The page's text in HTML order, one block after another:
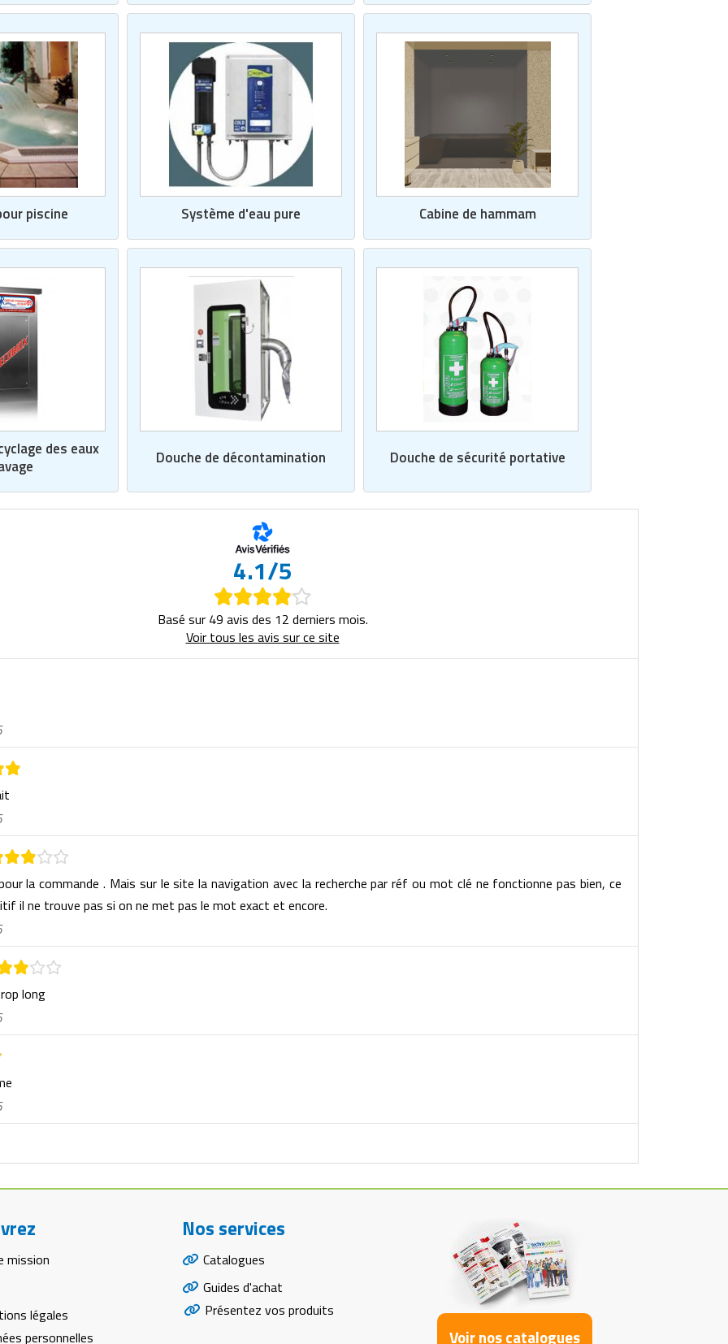
piscine Système d'eau pure Cabine de hammam
des eaux
Douche de décontamination Douche de sécurité portative
4.1/5
Basé sur 49 avis des 12 derniers mois.
Voir tous les avis sur ce site
la commande . Mais sur le site la navigation avec la recherche par réf ou mot clé ne fonctionne pas bien, ce
il ne trouve pas si on ne met pas le mot exact et encore.
long
mission
légales
personnelles
Nos services
Catalogues
Guides d'achat
Présentez vos produits
Voir nos catalogues